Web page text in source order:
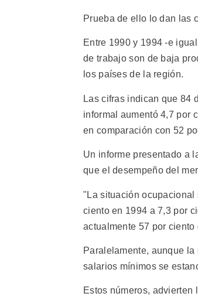
Prueba de ello lo dan las
Entre 1990 y 1994 -e
de trabajo son de baja
los países de la región.
Las cifras indican que 84
informal aumentó 4,7 por
en comparación con 52
Un informe presentado a
que el desempeño del
"La situación ocupacional
ciento en 1994 a 7,3 por
actualmente 57 por
Paralelamente, aunque
salarios mínimos se
Estos números, advierten